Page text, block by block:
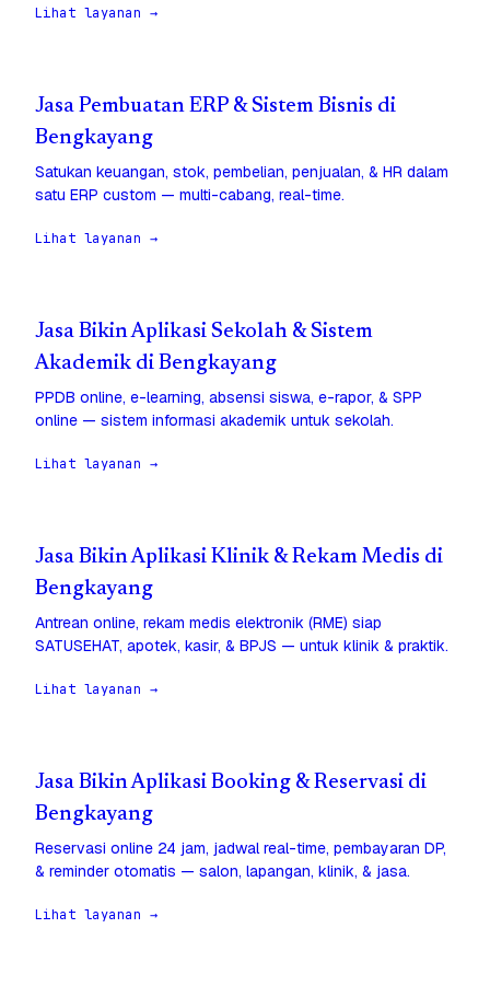
Lihat layanan →
Jasa Pembuatan ERP & Sistem Bisnis di
Bengkayang
Satukan keuangan, stok, pembelian, penjualan, & HR dalam
satu ERP custom — multi-cabang, real-time.
Lihat layanan →
Jasa Bikin Aplikasi Sekolah & Sistem
Akademik di Bengkayang
PPDB online, e-learning, absensi siswa, e-rapor, & SPP
online — sistem informasi akademik untuk sekolah.
Lihat layanan →
Jasa Bikin Aplikasi Klinik & Rekam Medis di
Bengkayang
Antrean online, rekam medis elektronik (RME) siap
SATUSEHAT, apotek, kasir, & BPJS — untuk klinik & praktik.
Lihat layanan →
Jasa Bikin Aplikasi Booking & Reservasi di
Bengkayang
Reservasi online 24 jam, jadwal real-time, pembayaran DP,
& reminder otomatis — salon, lapangan, klinik, & jasa.
Lihat layanan →